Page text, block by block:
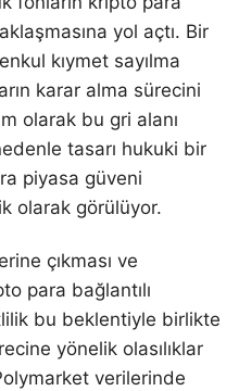
yol açtı. Bir
kıymet sayılma
karar alma sürecini
olarak bu gri alanı
tasarı hukuki bir
piyasa güveni
olarak görülüyor.
çıkması ve
para bağlantılı
bu beklentiyle birlikte
yönelik olasılıklar
verilerinde